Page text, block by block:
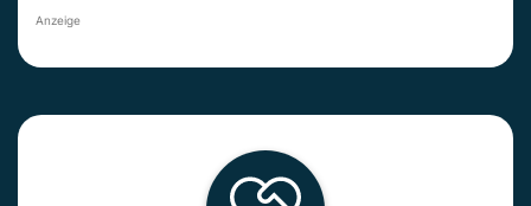
Anzeige